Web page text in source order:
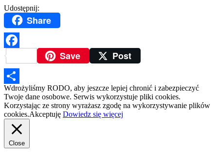
Udostępnij:
Share
FacebookSave Post
Podziel
się
Wdrożyliśmy RODO, aby jeszcze lepiej chronić i zabezpieczyć
Twoje dane osobowe. Serwis wykorzystuje pliki cookies.
Korzystając ze strony wyrażasz zgodę na wykorzystywanie plików
cookies.Akceptuję Dowiedz się więcej
Close